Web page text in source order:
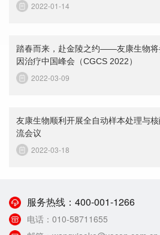
2022-01-14
踏春而来，赴金陵之约——友康生物将
因治疗中国峰会（CGCS 2022）
2022-03-09
友康生物顺利开展全自动样本处理与
流会议
2022-03-18
服务热线： 400-001-1266
电话： 010-58711655